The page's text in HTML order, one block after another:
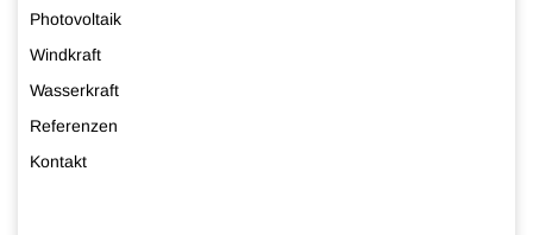
Photovoltaik
Windkraft
Wasserkraft
Referenzen
Kontakt